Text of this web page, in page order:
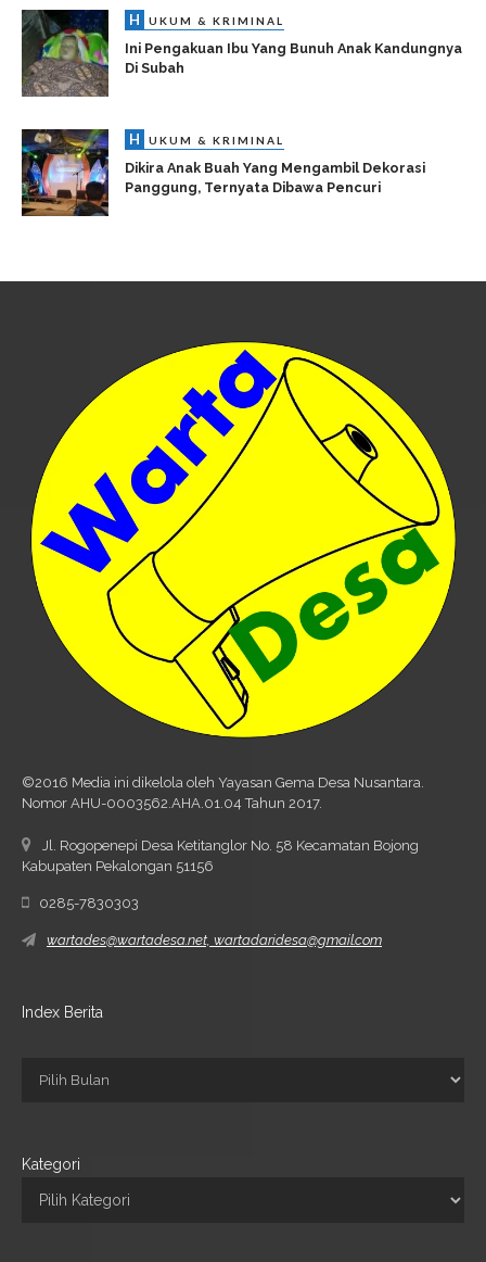
H UKUM & KRIMINAL
Ini Pengakuan Ibu Yang Bunuh Anak Kandungnya
Di Subah
H UKUM & KRIMINAL
Dikira Anak Buah Yang Mengambil Dekorasi
Panggung, Ternyata Dibawa Pencuri
©2016 Media ini dikelola oleh Yayasan Gema Desa Nusantara.
Nomor AHU-0003562.AHA.01.04 Tahun 2017.
Jl. Rogopenepi Desa Ketitanglor No. 58 Kecamatan Bojong
Kabupaten Pekalongan 51156
0285-7830303
wartades@wartadesa.net, wartadaridesa@gmail.com
Index Berita
Kategori